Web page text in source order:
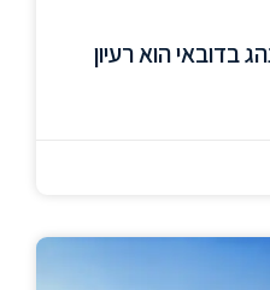
בדובאי הוא רעיון